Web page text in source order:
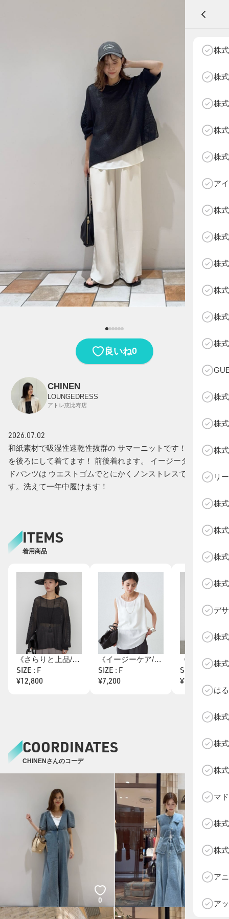
物販部門 NEXT AGE
A
株
株
株
株
株
ア
株
株
株
株
株
株
株
株
株
リ
株
株
株
株
デ
株
株
は
株
株
株
マ
株
株
ア
ア
良いね0
CHINEN
LOUNGEDRESS
アトレ恵比寿店
2026.07.02
和紙素材で吸湿性速乾性抜群の サマーニットです！ Ｖネック
を後ろにして着てます！ 前後着れます。 イージータックワイ
ドパンツは ウエストゴムでとにかくノンストレスで履けま
す。洗えて一年中履けます！
ITEMS
着用商品
《さらりと上品/華奢見え》【JAPAN MADE】和紙鹿子2WAYニット
SIZE : F
¥12,800
《イージーケア/着回し万能》サテンインナータンク
SIZE : F
¥7,200
SIZE : M
¥13,600
COORDINATES
CHINENさんのコーデ
0 0